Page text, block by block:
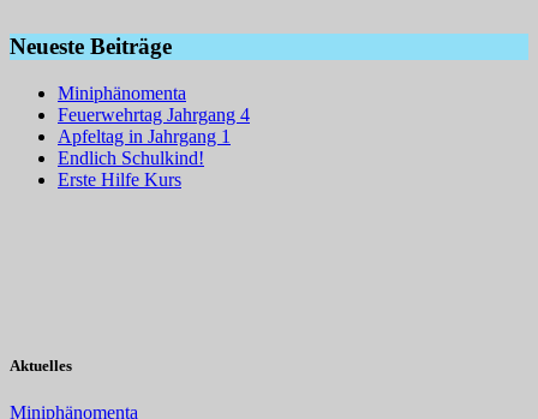
Neueste Beiträge
Miniphänomenta
Feuerwehrtag Jahrgang 4
Apfeltag in Jahrgang 1
Endlich Schulkind!
Erste Hilfe Kurs
Aktuelles
Miniphänomenta